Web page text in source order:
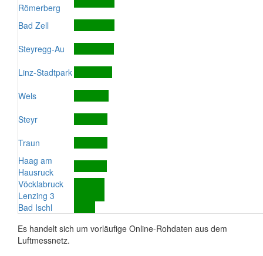
Römerberg
Bad Zell
Steyregg-Au
Linz-Stadtpark
Wels
Steyr
Traun
Haag am
Hausruck
Vöcklabruck
Lenzing 3
Bad Ischl
Es handelt sich um vorläufige Online-Rohdaten aus dem
Luftmessnetz.